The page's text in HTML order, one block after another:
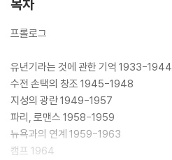
목차
프롤로그
유년기라는 것에 관한 기억 1933-1944
수전 손택의 창조 1945-1948
지성의 광란 1949-1957
파리, 로맨스 1958-1959
뉴욕과의 연계 1959-1963
캠프 1964